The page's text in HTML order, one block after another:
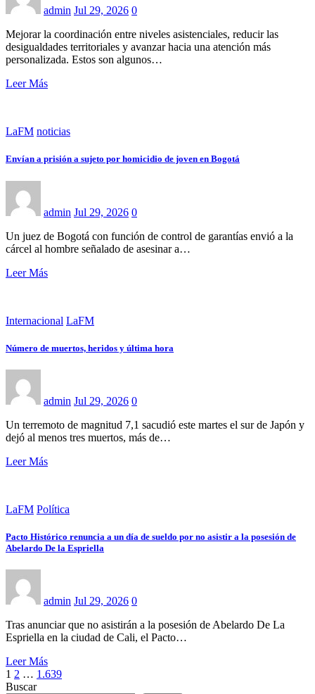
admin Jul 29, 2026 0
Mejorar la coordinación entre niveles asistenciales, reducir las
desigualdades territoriales y avanzar hacia una atención más
personalizada. Estos son algunos…
Leer Más
LaFM noticias
Envían a prisión a sujeto por homicidio de joven en Bogotá
admin Jul 29, 2026 0
Un juez de Bogotá con función de control de garantías envió a la
cárcel al hombre señalado de asesinar a…
Leer Más
Internacional LaFM
Número de muertos, heridos y última hora
admin Jul 29, 2026 0
Un terremoto de magnitud 7,1 sacudió este martes el sur de Japón y
dejó al menos tres muertos, más de…
Leer Más
LaFM Política
Pacto Histórico renuncia a un día de sueldo por no asistir a la posesión de
Abelardo De la Espriella
admin Jul 29, 2026 0
Tras anunciar que no asistirán a la posesión de Abelardo De La
Espriella en la ciudad de Cali, el Pacto…
Leer Más
Paginación
1 2 … 1.639
Buscar